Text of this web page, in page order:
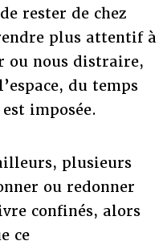
rester de chez
plus attentif à
ou nous distraire,
du temps
imposée.
plusieurs
ou redonner
confinés, alors
ce